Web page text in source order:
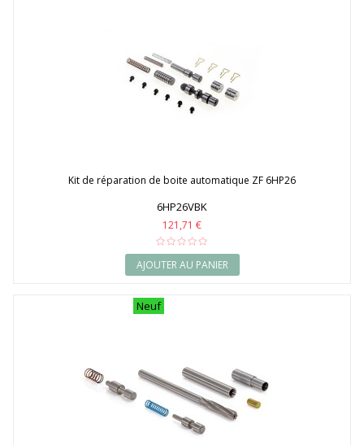
Kit de réparation de boite automatique ZF 6HP26
6HP26VBK
121,71 €
AJOUTER AU PANIER
Neuf